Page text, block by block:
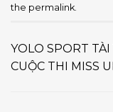
the permalink.
YOLO SPORT TÀI
CUỘC THI MISS